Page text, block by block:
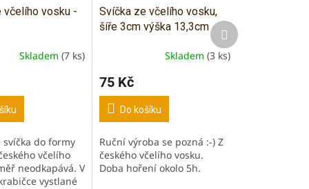
včelího vosku -
Skladem(7 ks)
svíčka do formy
včelího
neodkapává. V
vystlané
Svíčka ze včelího vosku,
šíře 3cm výška 13,3cm
Skladem (3 ks)
75 Kč
Do košíku
Ruční výroba se pozná :-) Z
českého včelího vosku.
Doba hoření okolo 5h.
Další
produkt